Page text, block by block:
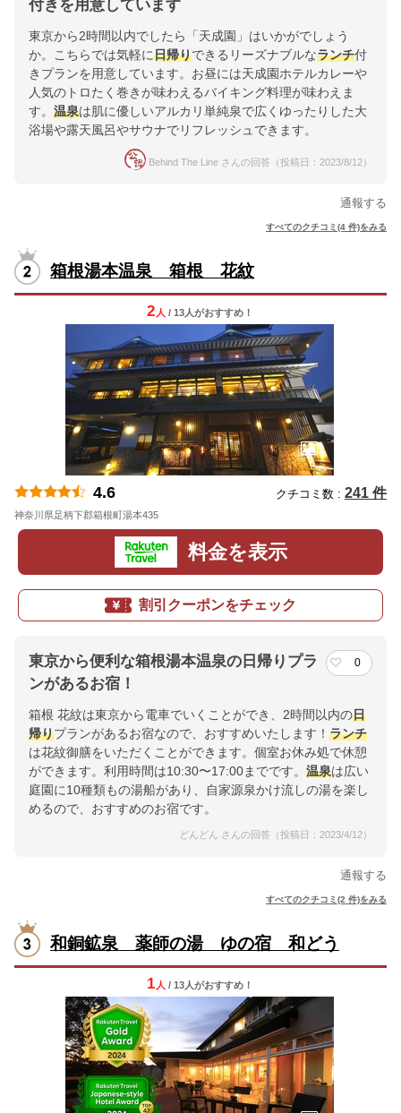
付きを用意しています
東京から2時間以内でしたら「天成園」はいかがでしょう
か。こちらでは気軽に日帰りできるリーズナブルなランチ付
きプランを用意しています。お昼には天成園ホテルカレーや
人気のトロたく巻きが味わえるバイキング料理が味わえま
す。 温泉は肌に優しいアルカリ単純泉で広くゆったりした大
浴場や露天風呂やサウナでリフレッシュできます。
Behind The Line さんの回答（投稿日：2023/8/12）
通報する
すべてのクチコミ(4 件)をみる
箱根湯本温泉 箱根 花紋
2 人 / 13人がおすすめ！
4.6 クチコミ数 : 241 件
神奈川県足柄下郡箱根町湯本435
料金を表示
割引クーポンをチェック
東京から便利な箱根湯本温泉の日帰りプラ
ンがあるお宿！
0
箱根 花紋は東京から電車でいくことができ、2時間以内の日
帰りプランがあるお宿なので、おすすめいたします！ ランチ
は花紋御膳をいただくことができます。個室お休み処で休憩
ができます。利用時間は10:30〜17:00までです。 温泉は広い
庭園に10種類もの湯船があり、自家源泉かけ流しの湯を楽し
めるので、おすすめのお宿です。
どんどん さんの回答（投稿日：2023/4/12）
通報する
すべてのクチコミ(2 件)をみる
和銅鉱泉 薬師の湯 ゆの宿 和どう
1 人 / 13人がおすすめ！